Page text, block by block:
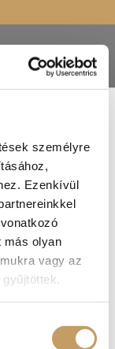
személyre
Ezenkívül
más olyan
vagy az